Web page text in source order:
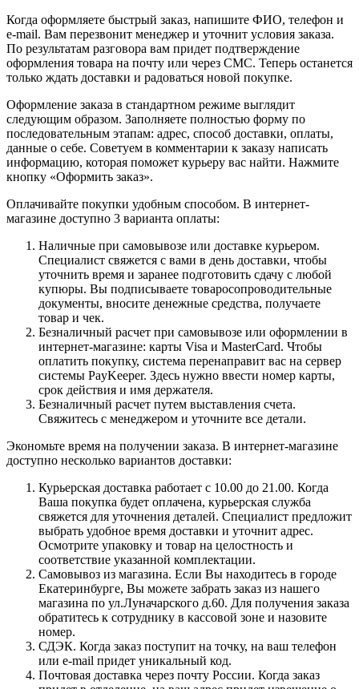
Когда оформляете быстрый заказ, напишите ФИО, телефон и
e-mail. Вам перезвонит менеджер и уточнит условия заказа.
По результатам разговора вам придет подтверждение
оформления товара на почту или через СМС. Теперь останется
только ждать доставки и радоваться новой покупке.
Оформление заказа в стандартном режиме выглядит
следующим образом. Заполняете полностью форму по
последовательным этапам: адрес, способ доставки, оплаты,
данные о себе. Советуем в комментарии к заказу написать
информацию, которая поможет курьеру вас найти. Нажмите
кнопку «Оформить заказ».
Оплачивайте покупки удобным способом. В интернет-
магазине доступно 3 варианта оплаты:
Наличные при самовывозе или доставке курьером.
Специалист свяжется с вами в день доставки, чтобы
уточнить время и заранее подготовить сдачу с любой
купюры. Вы подписываете товаросопроводительные
документы, вносите денежные средства, получаете
товар и чек.
Безналичный расчет при самовывозе или оформлении в
интернет-магазине: карты Visa и MasterCard. Чтобы
оплатить покупку, система перенаправит вас на сервер
системы PayKeeper. Здесь нужно ввести номер карты,
срок действия и имя держателя.
Безналичный расчет путем выставления счета.
Свяжитесь с менеджером и уточните все детали.
Экономьте время на получении заказа. В интернет-магазине
доступно несколько вариантов доставки:
Курьерская доставка работает с 10.00 до 21.00. Когда
Ваша покупка будет оплачена, курьерская служба
свяжется для уточнения деталей. Специалист предложит
выбрать удобное время доставки и уточнит адрес.
Осмотрите упаковку и товар на целостность и
соответствие указанной комплектации.
Самовывоз из магазина. Если Вы находитесь в городе
Екатеринбурге, Вы можете забрать заказ из нашего
магазина по ул.Луначарского д.60. Для получения заказа
обратитесь к сотруднику в кассовой зоне и назовите
номер.
СДЭК. Когда заказ поступит на точку, на ваш телефон
или e-mail придет уникальный код.
Почтовая доставка через почту России. Когда заказ